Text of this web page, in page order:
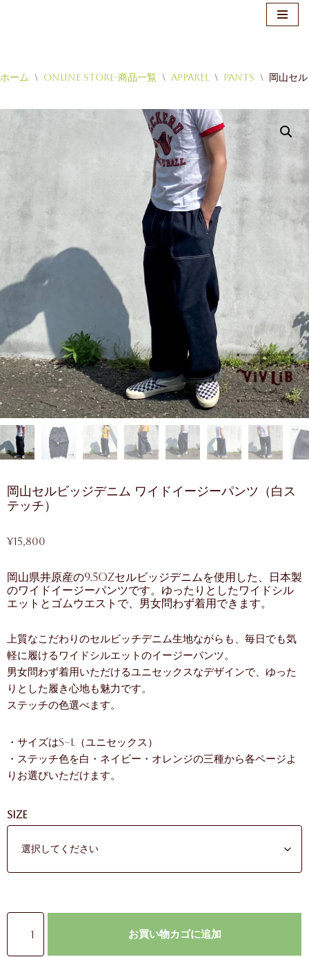
ン
テ
キ
ホーム \ Online Store-商品一覧 \ Apparel \ Pants \ 岡山セ
岡山セルビッジデニム ワイドイージーパンツ（白ス
テッチ）
¥15,800
岡山県井原産の9.5ozセルビッジデニムを使用した、日本製
のワイドイージーパンツです。ゆったりとしたワイドシル
エットとゴムウエストで、男女問わず着用できます。
上質なこだわりのセルビッチデニム生地ながらも、毎日でも気
軽に履けるワイドシルエットのイージーパンツ。
男女問わず着用いただけるユニセックスなデザインで、ゆった
りとした履き心地も魅力です。
ステッチの色選べます。
・サイズはS~L（ユニセックス）
・ステッチ色を白・ネイビー・オレンジの三種から各ページよ
りお選びいただけます。
Size
お買い物カゴに追加